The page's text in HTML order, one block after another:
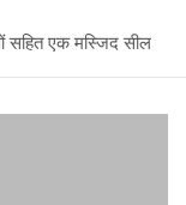
सहित एक मस्जिद सील